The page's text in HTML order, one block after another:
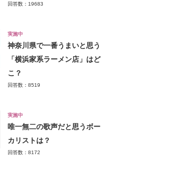
回答数：19683
実施中
神奈川県で一番うまいと思う
「横浜家系ラーメン店」はど
こ？
回答数：8519
実施中
唯一無二の歌声だと思うボー
カリストは？
回答数：8172